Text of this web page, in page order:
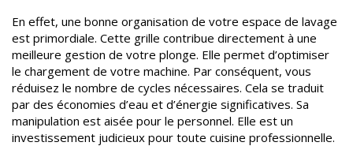
En effet, une bonne organisation de votre espace de lavage
est primordiale. Cette grille contribue directement à une
meilleure gestion de votre plonge. Elle permet d’optimiser
le chargement de votre machine. Par conséquent, vous
réduisez le nombre de cycles nécessaires. Cela se traduit
par des économies d’eau et d’énergie significatives. Sa
manipulation est aisée pour le personnel. Elle est un
investissement judicieux pour toute cuisine professionnelle.